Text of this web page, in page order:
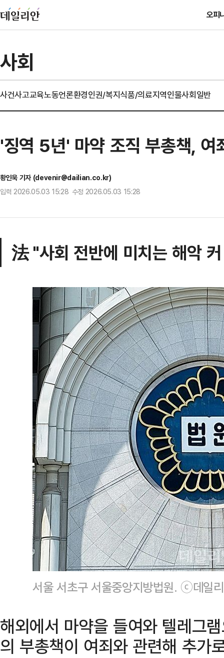
오피
사회
사건사고교육노동언론환경인권/복지식품/의료지역인물사회일반
'징역 5년' 마약 조직 부총책,
황인욱 기자 (devenir@dailian.co.kr)
입력 2026.05.03 15:28 수정 2026.05.03 15:28
法 "사회 전반에 미치는 해악
서울 서초구 서울중앙지방법원. ⓒ데일
해외에서 마약을 들여와 텔레그
의 부총책이 여죄와 관련해 추가